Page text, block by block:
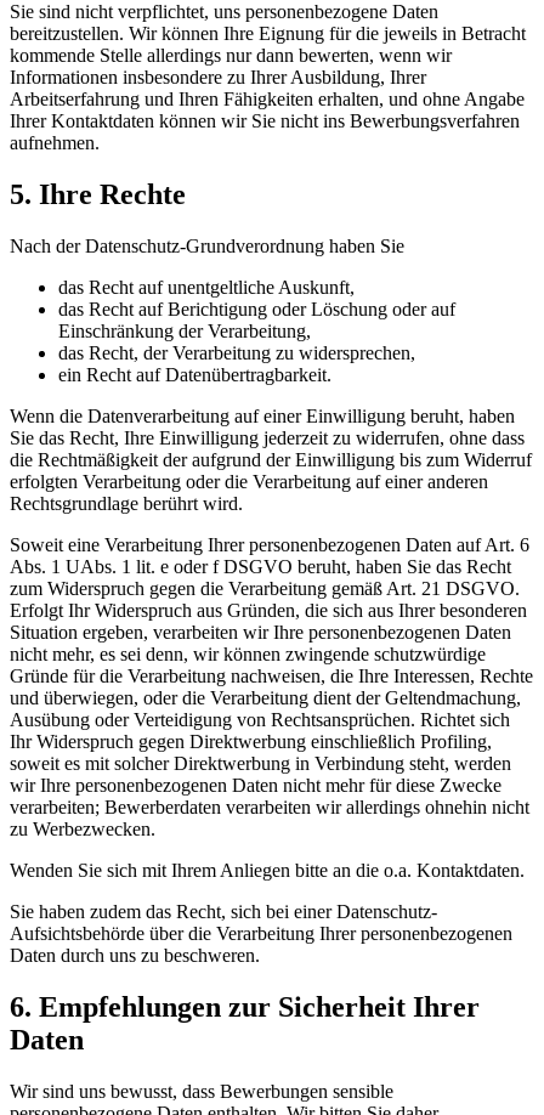
Sie sind nicht verpflichtet, uns personenbezogene Daten
bereitzustellen. Wir können Ihre Eignung für die jeweils in Betracht
kommende Stelle allerdings nur dann bewerten, wenn wir
Informationen insbesondere zu Ihrer Ausbildung, Ihrer
Arbeitserfahrung und Ihren Fähigkeiten erhalten, und ohne Angabe
Ihrer Kontaktdaten können wir Sie nicht ins Bewerbungsverfahren
aufnehmen.
5. Ihre Rechte
Nach der Datenschutz-Grundverordnung haben Sie
das Recht auf unentgeltliche Auskunft,
das Recht auf Berichtigung oder Löschung oder auf
Einschränkung der Verarbeitung,
das Recht, der Verarbeitung zu widersprechen,
ein Recht auf Datenübertragbarkeit.
Wenn die Datenverarbeitung auf einer Einwilligung beruht, haben
Sie das Recht, Ihre Einwilligung jederzeit zu widerrufen, ohne dass
die Rechtmäßigkeit der aufgrund der Einwilligung bis zum Widerruf
erfolgten Verarbeitung oder die Verarbeitung auf einer anderen
Rechtsgrundlage berührt wird.
Soweit eine Verarbeitung Ihrer personenbezogenen Daten auf Art. 6
Abs. 1 UAbs. 1 lit. e oder f DSGVO beruht, haben Sie das Recht
zum Widerspruch gegen die Verarbeitung gemäß Art. 21 DSGVO.
Erfolgt Ihr Widerspruch aus Gründen, die sich aus Ihrer besonderen
Situation ergeben, verarbeiten wir Ihre personenbezogenen Daten
nicht mehr, es sei denn, wir können zwingende schutzwürdige
Gründe für die Verarbeitung nachweisen, die Ihre Interessen, Rechte
und überwiegen, oder die Verarbeitung dient der Geltendmachung,
Ausübung oder Verteidigung von Rechtsansprüchen. Richtet sich
Ihr Widerspruch gegen Direktwerbung einschließlich Profiling,
soweit es mit solcher Direktwerbung in Verbindung steht, werden
wir Ihre personenbezogenen Daten nicht mehr für diese Zwecke
verarbeiten; Bewerberdaten verarbeiten wir allerdings ohnehin nicht
zu Werbezwecken.
Wenden Sie sich mit Ihrem Anliegen bitte an die o.a. Kontaktdaten.
Sie haben zudem das Recht, sich bei einer Datenschutz-
Aufsichtsbehörde über die Verarbeitung Ihrer personenbezogenen
Daten durch uns zu beschweren.
6. Empfehlungen zur Sicherheit Ihrer
Daten
Wir sind uns bewusst, dass Bewerbungen sensible